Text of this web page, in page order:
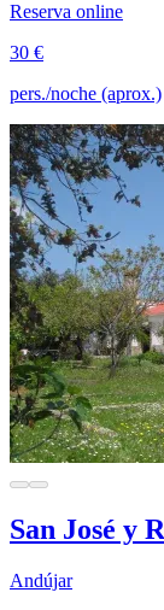
Reserva online
30 €
pers./noche (aprox.)
San José y
Andújar